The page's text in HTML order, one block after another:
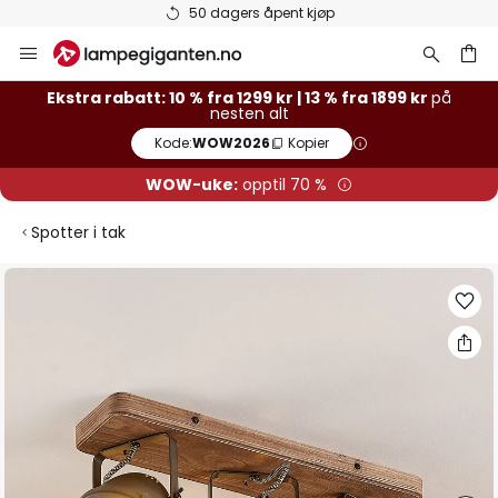
Varer på lager sendes raskt
Hopp
til
innhold
Ekstra rabatt: 10 % fra 1299 kr | 13 % fra 1899 kr på
nesten alt
Kode:WOW2026 Kopier
WOW-uke: opptil 70 %
Spotter i tak
Gå